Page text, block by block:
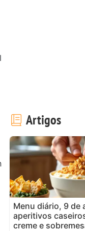
Artigos
Menu diário, 9
aperitivos
creme e